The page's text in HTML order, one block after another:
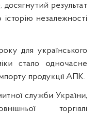
результат
незалежності
для українського
стало одночасне
продукції АПК.
служби України,
торгівлі